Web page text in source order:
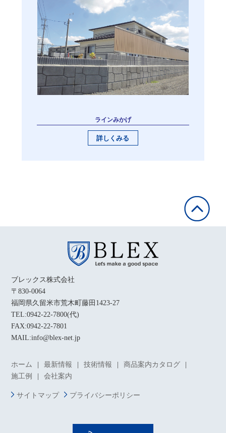
ラインみかげ
詳しくみる
ブレックス株式会社
〒830-0064
福岡県久留米市荒木町藤田1423-27
TEL:0942-22-7800(代)
FAX:0942-22-7801
MAIL:info@blex-net.jp
ホーム 最新情報 技術情報
商品案内カタログ
施工例
会社案内
サイトマップ プライバシーポリシー